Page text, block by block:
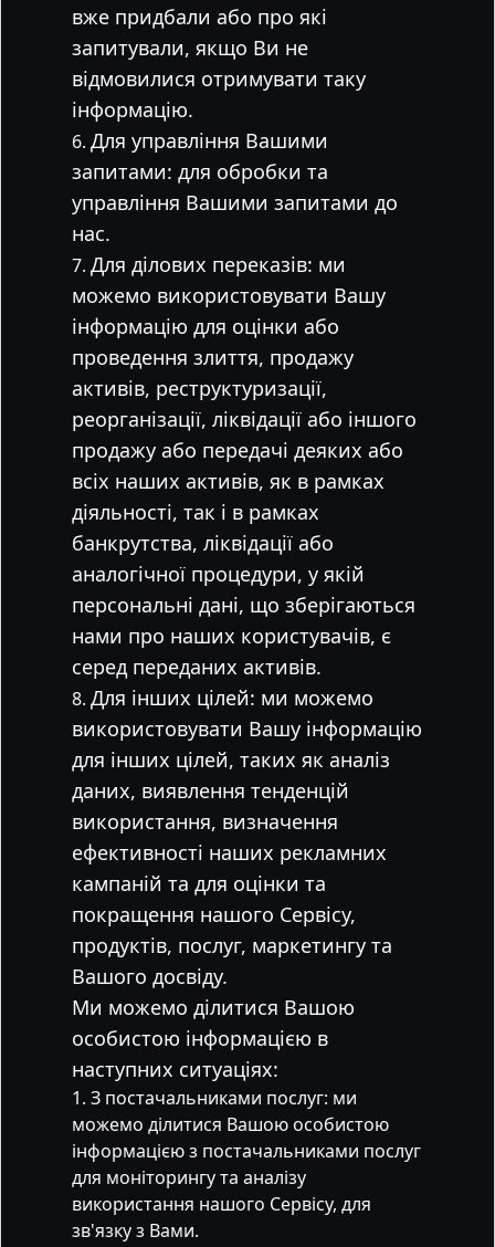
вже придбали або про які
запитували, якщо Ви не
відмовилися отримувати таку
інформацію.
Для управління Вашими
запитами: для обробки та
управління Вашими запитами до
нас.
Для ділових переказів: ми
можемо використовувати Вашу
інформацію для оцінки або
проведення злиття, продажу
активів, реструктуризації,
реорганізації, ліквідації або іншого
продажу або передачі деяких або
всіх наших активів, як в рамках
діяльності, так і в рамках
банкрутства, ліквідації або
аналогічної процедури, у якій
персональні дані, що зберігаються
нами про наших користувачів, є
серед переданих активів.
Для інших цілей: ми можемо
використовувати Вашу інформацію
для інших цілей, таких як аналіз
даних, виявлення тенденцій
використання, визначення
ефективності наших рекламних
кампаній та для оцінки та
покращення нашого Сервісу,
продуктів, послуг, маркетингу та
Вашого досвіду.
Ми можемо ділитися Вашою
особистою інформацією в
наступних ситуаціях:
З постачальниками послуг: ми
можемо ділитися Вашою особистою
інформацією з постачальниками послуг
для моніторингу та аналізу
використання нашого Сервісу, для
зв'язку з Вами.